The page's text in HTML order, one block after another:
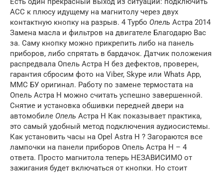
АСС к плюсу идущему на магнитолу через двух
контактную кнопку на разрыв. 4 Турбо Опель Астра 2014
Замена масла и фильтров на двигателе Благодарю Вас
за. Саму кнопку можно прикрепить либо на панель
приборов, либо спрятать в бардачок. Датчик положения
распредвала Опель Астра H без дефектов, проверен,
гарантия сбросим фото на Viber, Skype или Whats App,
ММС БУ оригинал. Работу по замене термостата на
Опель Астра Н можно считать успешно завершенной.
Снятие и установка обшивки передней двери на
автомобиле Опель Астра Н Как показывает практика,
это самый удобный метод подключения аудиосистемы.
Как установить часы на Opel Astra H ? Загораются все
лампочки на панели приборов Опель Астра Н – 4
ответа. Просто магнитола теперь НЕЗАВИСИМО от
зажигания будет включаться от кнопки. Но стоит